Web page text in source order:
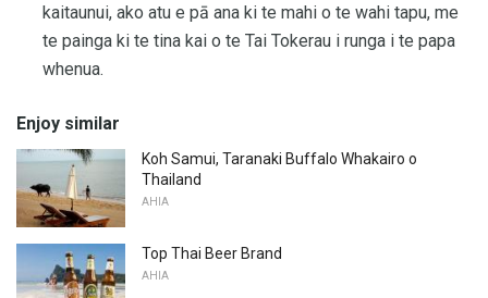
kaitaunui, ako atu e pā ana ki te mahi o te wahi tapu, me
te painga ki te tina kai o te Tai Tokerau i runga i te papa
whenua.
Enjoy similar
Koh Samui, Taranaki Buffalo Whakairo o
Thailand
AHIA
Top Thai Beer Brand
AHIA